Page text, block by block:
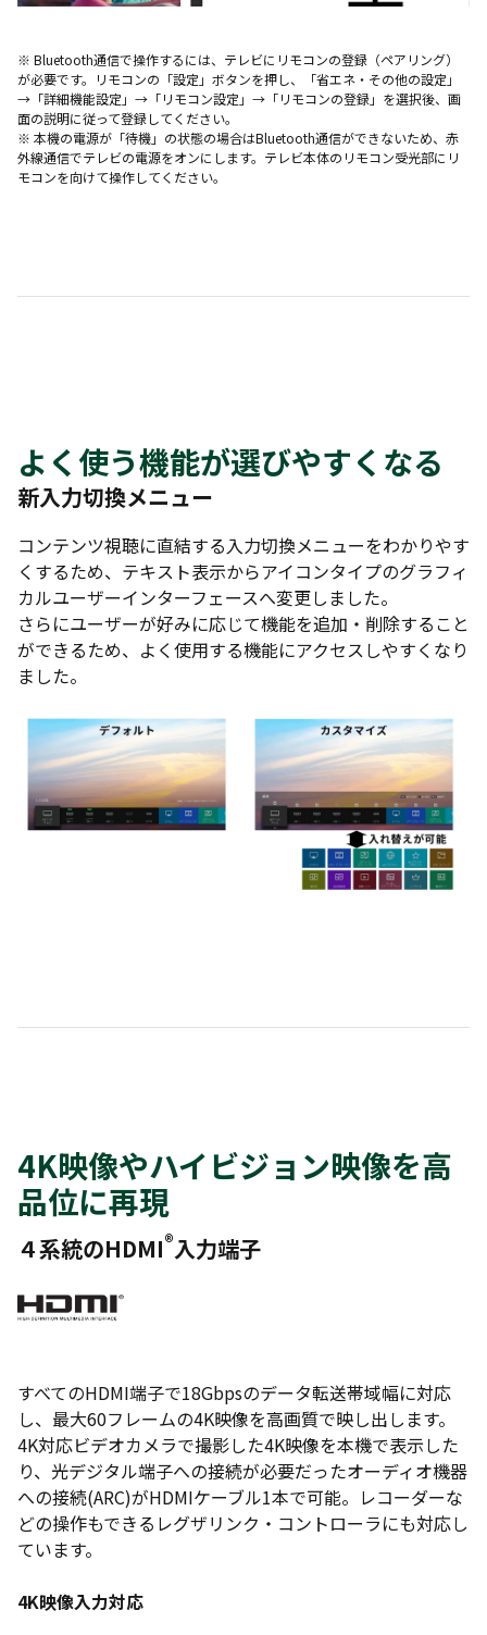
※ Bluetooth通信で操作するには、テレビにリモコンの登録（ペアリング）
が必要です。リモコンの「設定」ボタンを押し、「省エネ・その他の設定」
→「詳細機能設定」→「リモコン設定」→「リモコンの登録」を選択後、画
面の説明に従って登録してください。
※ 本機の電源が「待機」の状態の場合はBluetooth通信ができないため、赤
外線通信でテレビの電源をオンにします。テレビ本体のリモコン受光部にリ
モコンを向けて操作してください。
よく使う機能が選びやすくなる
新入力切換メニュー
コンテンツ視聴に直結する入力切換メニューをわかりやす
くするため、テキスト表示からアイコンタイプのグラフィ
カルユーザーインターフェースへ変更しました。
さらにユーザーが好みに応じて機能を追加・削除すること
ができるため、よく使用する機能にアクセスしやすくなり
ました。
4K映像やハイビジョン映像を高
品位に再現
４系統のHDMI®入力端子
すべてのHDMI端子で18Gbpsのデータ転送帯域幅に対応
し、最大60フレームの4K映像を高画質で映し出します。
4K対応ビデオカメラで撮影した4K映像を本機で表示した
り、光デジタル端子への接続が必要だったオーディオ機器
への接続(ARC)がHDMIケーブル1本で可能。レコーダーな
どの操作もできるレグザリンク・コントローラにも対応し
ています。
4K映像入力対応